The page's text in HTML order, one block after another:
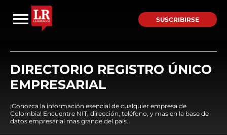
SUSCRIBIRSE
DIRECTORIO REGISTRO ÚNICO
EMPRESARIAL
¡Conozca la información esencial de cualquier empresa de
Colombia! Encuentre NIT, dirección, teléfono, y mas en la base de
datos empresarial mas grande del país.